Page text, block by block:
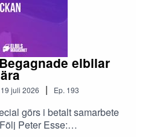
elbilar
juli 2026 | Ep. 193
görs i betalt samarbete
Peter Esse: